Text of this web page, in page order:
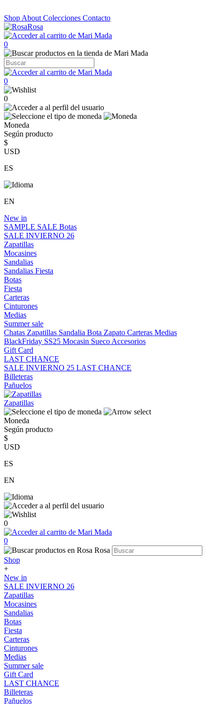
Shop About Colecciones Contacto
0
0
0
Moneda
Según producto
$
USD
ES
EN
New in
SAMPLE SALE Botas
SALE INVIERNO 26
Zapatillas
Mocasines
Sandalias
Sandalias Fiesta
Botas
Fiesta
Carteras
Cinturones
Medias
Summer sale
Chatas Zapatillas Sandalia Bota Zapato Carteras Medias
BlackFriday SS25 Mocasin Sueco Accesorios
Gift Card
LAST CHANCE
SALE INVIERNO 25 LAST CHANCE
Billeteras
Pañuelos
Zapatillas
Moneda
Según producto
$
USD
ES
EN
0
0
Shop
+
New in
SALE INVIERNO 26
Zapatillas
Mocasines
Sandalias
Botas
Fiesta
Carteras
Cinturones
Medias
Summer sale
Gift Card
LAST CHANCE
Billeteras
Pañuelos